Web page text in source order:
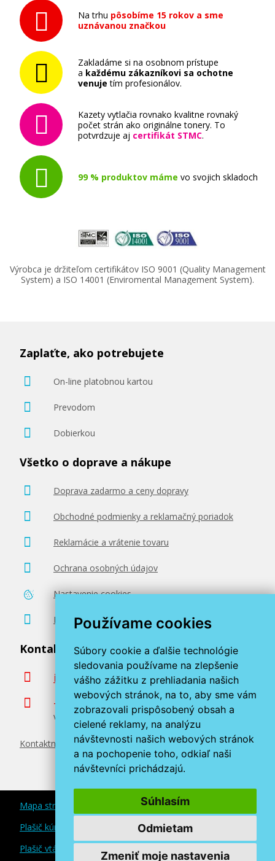
Používame cookies
Súbory cookie a ďalšie technológie
sledovania používame na zlepšenie
vášho zážitku z prehliadania našich
webových stránok, na to, aby sme vám
zobrazovali prispôsobený obsah a
cielené reklamy, na analýzu
návštevnosti našich webových stránok
a na pochopenie toho, odkiaľ naši
návštevníci prichádzajú.
Súhlasím
Odmietam
Zmeniť moje nastavenia
Kompatibilná náplň s EPSON T9452
Kompatibilná náplň
41,90 €
(čierna)
Kompatibilná náplň
Originálna náplň EPSON T9442 (Azúrová)
Originálna náplň
74,90 €
Pridať do košíka
Na trhu pôsobíme 15 rokov a sme
uznávanou značkou
Zakladáme si na osobnom prístupe
a každému zákazníkovi sa ochotne
venuje tím profesionálov.
Kazety vytlačia rovnako kvalitne rovnaký
počet strán ako originálne tonery. To
potvrdzuje aj certifikát STMC.
99 % produktov máme vo svojich skladoch
Výrobca je držiteľom certifikátov ISO 9001 (Quality Management
System) a ISO 14001 (Enviromental Management System).
Zaplaťte, ako potrebujete
On-line platobnou kartou
Prevodom
Dobierkou
Všetko o doprave a nákupe
Doprava zadarmo a ceny dopravy
Obchodné podmienky a reklamačný poriadok
Reklamácie a vrátenie tovaru
Ochrana osobných údajov
Nastavenie cookies
Poradenstvo zadarmo
Kontaktujte nás
info@miroluk.sk
+420 377 222 313
Volajte v pracovné dni od 8. do 17. hod.
Kontaktné údaje
Mapa stránok
Plašič kún a myší
Plašič vtákov